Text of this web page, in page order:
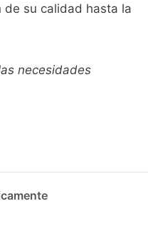
de su calidad hasta la
necesidades